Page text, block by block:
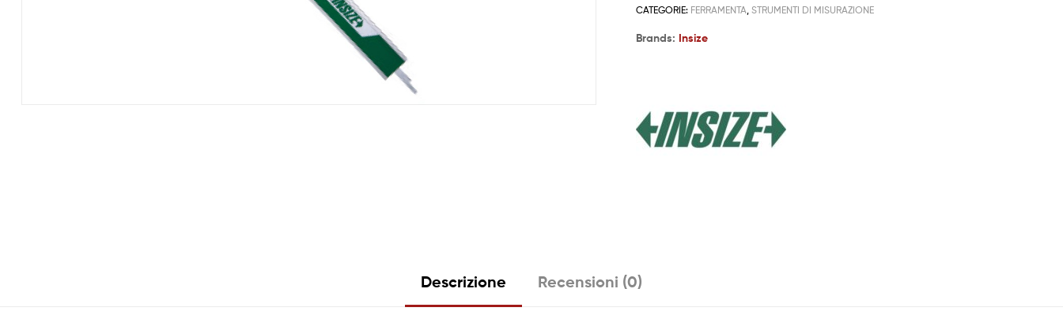
CATEGORIE: FERRAMENTA ,STRUMENTI DI MISURAZIONE
Brands: Insize
Descrizione Recensioni (0)